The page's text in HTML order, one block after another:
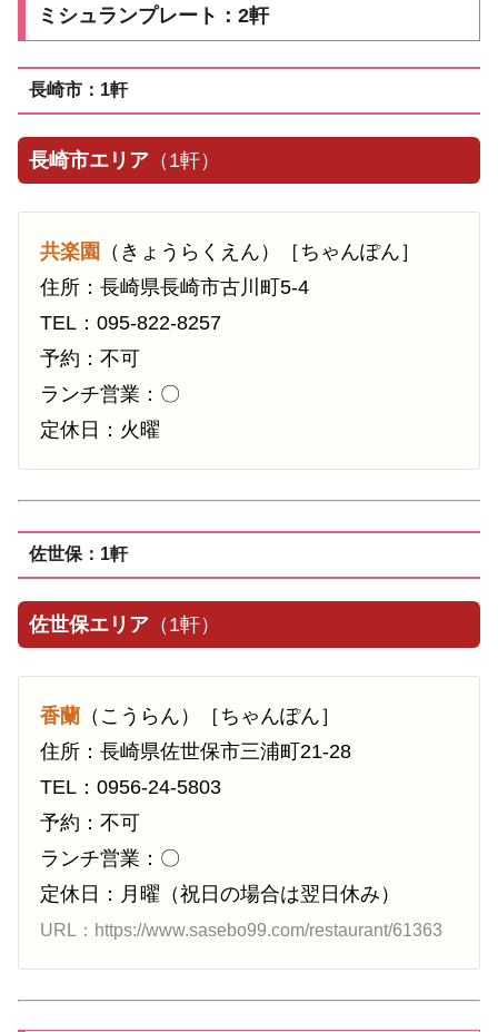
ミシュランプレート：2軒
長崎市：1軒
長崎市エリア （1軒）
共楽園 （きょうらくえん）［ちゃんぽん］
住所：長崎県長崎市古川町5-4
TEL：095-822-8257
予約：不可
ランチ営業：〇
定休日：火曜
佐世保：1軒
佐世保エリア （1軒）
香蘭 （こうらん）［ちゃんぽん］
住所：長崎県佐世保市三浦町21-28
TEL：0956-24-5803
予約：不可
ランチ営業：〇
定休日：月曜（祝日の場合は翌日休み）
URL：https://www.sasebo99.com/restaurant/61363